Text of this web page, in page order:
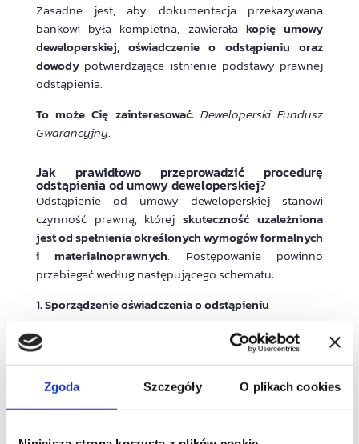
Zgoda Szczegóły O plikach cookies
Zasadne jest, aby dokumentacja przekazywana
bankowi była kompletna, zawierała kopię umowy
deweloperskiej, oświadczenie o odstąpieniu oraz
dowodypotwierdzające istnienie podstawy prawnej
odstąpienia.
To może Cię zainteresować: Deweloperski Fundusz
Gwarancyjny.
Jak prawidłowo przeprowadzić procedurę
odstąpienia od umowy deweloperskiej?
Odstąpienie od umowy deweloperskiej stanowi
czynność prawną, którejskuteczność uzależniona
jest od spełnienia określonych wymogów formalnych
i materialnoprawnych. Postępowanie powinno
przebiegać według następującego schematu:
1. Sporządzenie oświadczenia o odstąpieniu
Pierwszym krokiem jest przygotowanieformalnego
oświadczenia
o odstąpieniu od umowy
deweloperskiej. Dokument ten musi zostać
sporządzony na piśmiew formie pisemnej z
podpisami notarialnie poświadczonymii zawierać:
dane stron umowy(kupującego i dewelopera),